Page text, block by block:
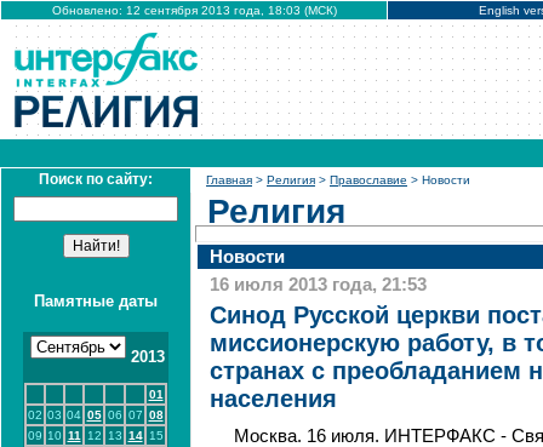
Обновлено: 12 сентября 2013 года, 18:03 (МСК) English
Поиск по сайту:
Памятные даты
2013
01
02 03 04 05 06 07 08
09 10 11 12 13 14 15
Главная > Религия > Православие > Новости
Религия
Новости
16 июля 2013 года, 21:53
Синод Русской церкви
миссионерскую работу, в
странах с преобладанием
населения
Москва. 16 июля. ИНТЕРФАКС -